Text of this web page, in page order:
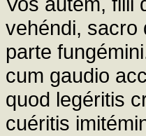
vehéndi, sacro
parte
cum gaudio
quod legéritis
cuéritis